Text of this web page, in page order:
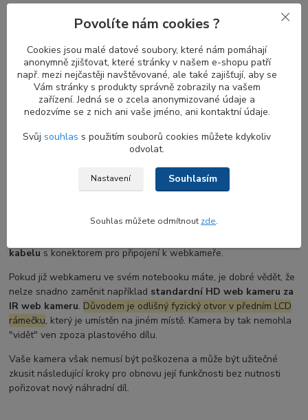
proximity
senzoru a IR kameryje ideální kombinací pro zvýšení bezpečnosti
jakmile se vrátíte, obrazovka se zapne aIR kamerazačne hledat
váš obličej pro přihlášení.Proximity senzorbezWindows Hello
je stále užitečný pro automatické zamykání vašeho notebooku,
když u něj nejste.
Co zvážit před výměnou web kamery HD u
Pokud váš notebook dosud žádnou webkameru neměl, její
LCD displej rámečku s otvorem pro webkameru
kabelu s konektorem pro připojení k webkameře.
Pokud již webkameru ve svém notebooku máte, je dobré vědět, že
nelze snadno zaměnit například standardní HD web kameru za
IR web kameru. Důvodem je odlišný fyzický otvor v předním LCD
rámečku, který je umístěn na jiném místě. Kamera by tak nemohla
"vidět" ven zpoza plastového dílu.
Vaše kamera však nemusí být poškozena a může být užitečné
zkusit následující kroky pro obnovu její funkčnosti bez nutnosti
pořizovat nový náhradní díl.
Povolíte nám cookies ?
Cookies jsou malé datové soubory, které nám pomáhají
anonymně zjišťovat, které stránky v našem e-shopu patří
např. mezi nejčastěji navštěvované, ale také zajišťují, aby se
Vám stránky s produkty správně zobrazily na vašem
zařízení. Jedná se o zcela anonymizované údaje a
nedozvíme se z nich ani vaše jméno, ani kontaktní údaje.
Svůj souhlas s použitím souborů cookies můžete kdykoliv
odvolat.
Nastavení Souhlasím
Souhlas můžete odmítnout zde.